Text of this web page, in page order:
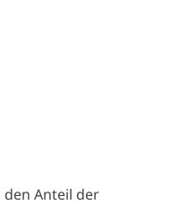
Anteil der